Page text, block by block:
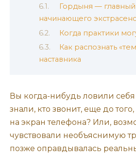
Гордыня — главный
начинающего
Когда практики
Как распознать
наставника
Вы когда-нибудь ловили
знали, кто звонит, еще до
на экран телефона? Или,
чувствовали необъяснимую
позже оправдывалась